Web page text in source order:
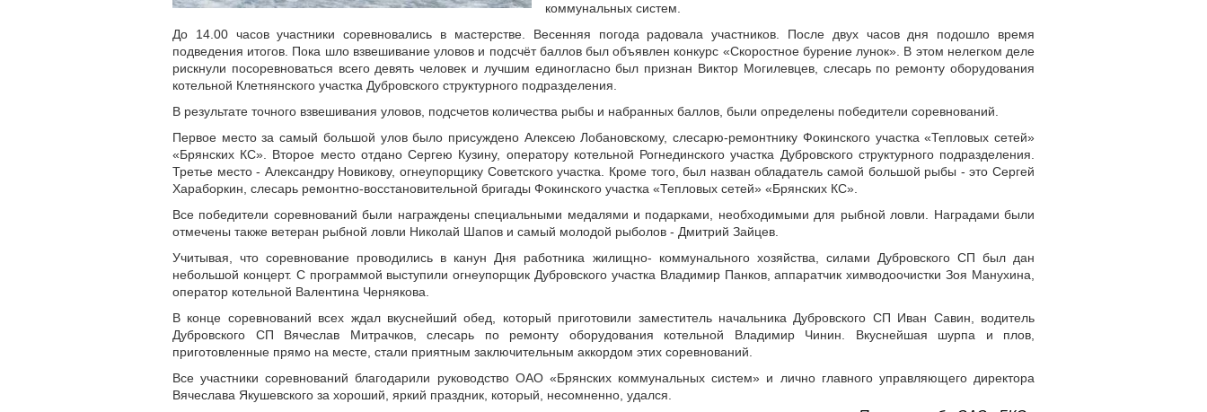
коммунальных систем.
До 14.00 часов участники соревновались в мастерстве. Весенняя погода радовала участников. После двух часов дня подошло время
подведения итогов. Пока шло взвешивание уловов и подсчёт баллов был объявлен конкурс «Скоростное бурение лунок». В этом нелегком деле
рискнули посоревноваться всего девять человек и лучшим единогласно был признан Виктор Могилевцев, слесарь по ремонту оборудования
котельной Клетнянского участка Дубровского структурного подразделения.
В результате точного взвешивания уловов, подсчетов количества рыбы и набранных баллов, были определены победители соревнований.
Первое место за самый большой улов было присуждено Алексею Лобановскому, слесарю-ремонтнику Фокинского участка «Тепловых сетей»
«Брянских КС». Второе место отдано Сергею Кузину, оператору котельной Рогнединского участка Дубровского структурного подразделения.
Третье место - Александру Новикову, огнеупорщику Советского участка. Кроме того, был назван обладатель самой большой рыбы - это Сергей
Хараборкин, слесарь ремонтно-восстановительной бригады Фокинского участка «Тепловых сетей» «Брянских КС».
Все победители соревнований были награждены специальными медалями и подарками, необходимыми для рыбной ловли. Наградами были
отмечены также ветеран рыбной ловли Николай Шапов и самый молодой рыболов - Дмитрий Зайцев.
Учитывая, что соревнование проводились в канун Дня работника жилищно- коммунального хозяйства, силами Дубровского СП был дан
небольшой концерт. С программой выступили огнеупорщик Дубровского участка Владимир Панков, аппаратчик химводоочистки Зоя Манухина,
оператор котельной Валентина Чернякова.
В конце соревнований всех ждал вкуснейший обед, который приготовили заместитель начальника Дубровского СП Иван Савин, водитель
Дубровского СП Вячеслав Митрачков, слесарь по ремонту оборудования котельной Владимир Чинин. Вкуснейшая шурпа и плов,
приготовленные прямо на месте, стали приятным заключительным аккордом этих соревнований.
Все участники соревнований благодарили руководство ОАО «Брянских коммунальных систем» и лично главного управляющего директора
Вячеслава Якушевского за хороший, яркий праздник, который, несомненно, удался.